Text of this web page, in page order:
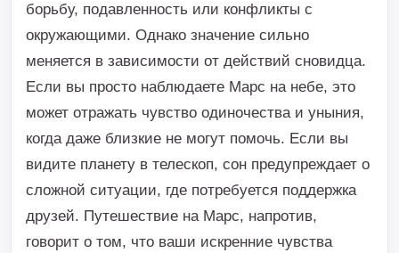
борьбу, подавленность или конфликты с
окружающими. Однако значение сильно
меняется в зависимости от действий сновидца.
Если вы просто наблюдаете Марс на небе, это
может отражать чувство одиночества и уныния,
когда даже близкие не могут помочь. Если вы
видите планету в телескоп, сон предупреждает о
сложной ситуации, где потребуется поддержка
друзей. Путешествие на Марс, напротив,
говорит о том, что ваши искренние чувства